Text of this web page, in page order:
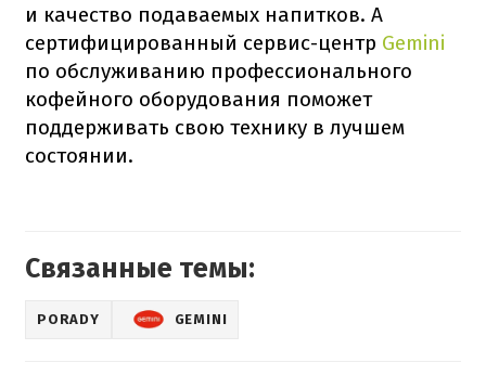
и качество подаваемых напитков. А
сертифицированный сервис-центр Gemini
по обслуживанию профессионального
кофейного оборудования поможет
поддерживать свою технику в лучшем
состоянии.
Связанные темы:
PORADY GEMINI